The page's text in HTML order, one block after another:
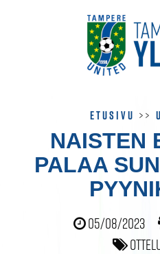
Etusivu >>
NAISTEN
PALAA
05/08/2023